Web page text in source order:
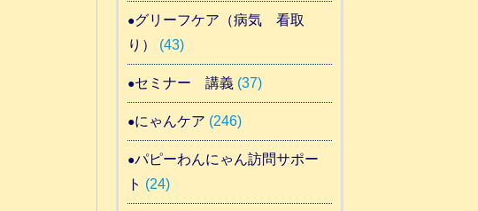
グリーフケア（病気 看取
り）
(43)
セミナー 講義(37)
にゃんケア (246)
パピーわんにゃん訪問サポー
ト (24)